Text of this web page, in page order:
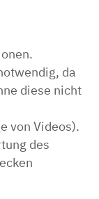
da
diese nicht
von Videos).
des